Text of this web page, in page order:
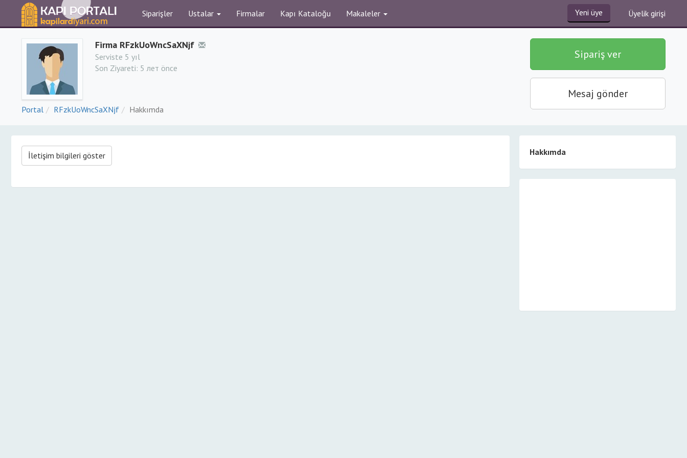
Siparişler Ustalar Firmalar Kapı Kataloğu Makaleler Yeni üye Üyelik girişi
Firma RFzkUoWncSaXNjf
Serviste 5 yıl
Son Ziyareti: 5 лет önce
Portal RFzkUoWncSaXNjf Hakkımda
Sipariş ver
Mesaj gönder
İletişim bilgileri göster Hakkımda